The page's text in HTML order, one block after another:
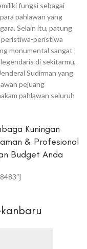
fungsi sebagai
pahlawan yang
Selain itu, patung
peristiwa-peristiwa
monumental sangat
di sekitarmu,
Sudirman yang
pejuang
pahlawan seluruh
Kuningan
& Profesional
Budget Anda